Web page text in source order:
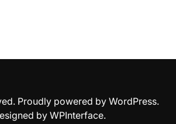
Proudly powered by WordPress.
by WPInterface.